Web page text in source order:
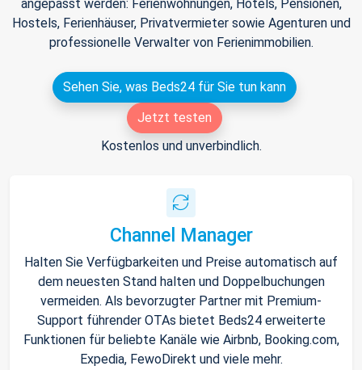
angepasst werden: Ferienwohnungen, Hotels, Pensionen,
Hostels, Ferienhäuser, Privatvermieter sowie Agenturen und
professionelle Verwalter von Ferienimmobilien.
Sehen Sie, was Beds24 für Sie tun kann
Jetzt testen
Kostenlos und unverbindlich.
Channel Manager
Halten Sie Verfügbarkeiten und Preise automatisch auf
dem neuesten Stand halten und Doppelbuchungen
vermeiden. Als bevorzugter Partner mit Premium-
Support führender OTAs bietet Beds24 erweiterte
Funktionen für beliebte Kanäle wie Airbnb, Booking.com,
Expedia, FewoDirekt und viele mehr.